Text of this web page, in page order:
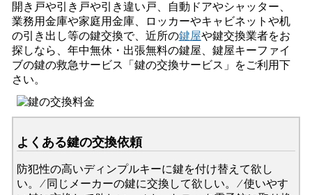
開き戸や引き戸や引き違い戸、自動ドアやシャッター、
業務用金庫や家庭用金庫、ロッカーやキャビネットや机
の引き出し等の鍵交換で、近所の鍵屋や鍵交換業者をお
探しなら、年中無休・出張無料の鍵屋、鍵屋キーファイ
ブの鍵の救急サービス「鍵の交換サービス」をご利用下
さい。
よくある鍵の交換依頼
防犯性の高いディンプルキーに鍵を付け替えて欲し
い。 ⁄ 同じメーカーの鍵に交換して欲しい。 ⁄ 使いやす